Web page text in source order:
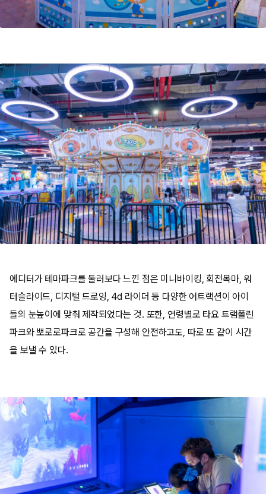
에디터가 테마파크를 둘러보다 느낀 점은 미니바이킹, 회전목마, 워
터슬라이드, 디지털 드로잉, 4d 라이더 등 다양한 어트랙션이 아이
들의 눈높이에 맞춰 제작되었다는 것. 또한, 연령별로 타요 트램폴린
파크와 뽀로로파크로 공간을 구성해 안전하고도, 따로 또 같이 시간
을 보낼 수 있다.